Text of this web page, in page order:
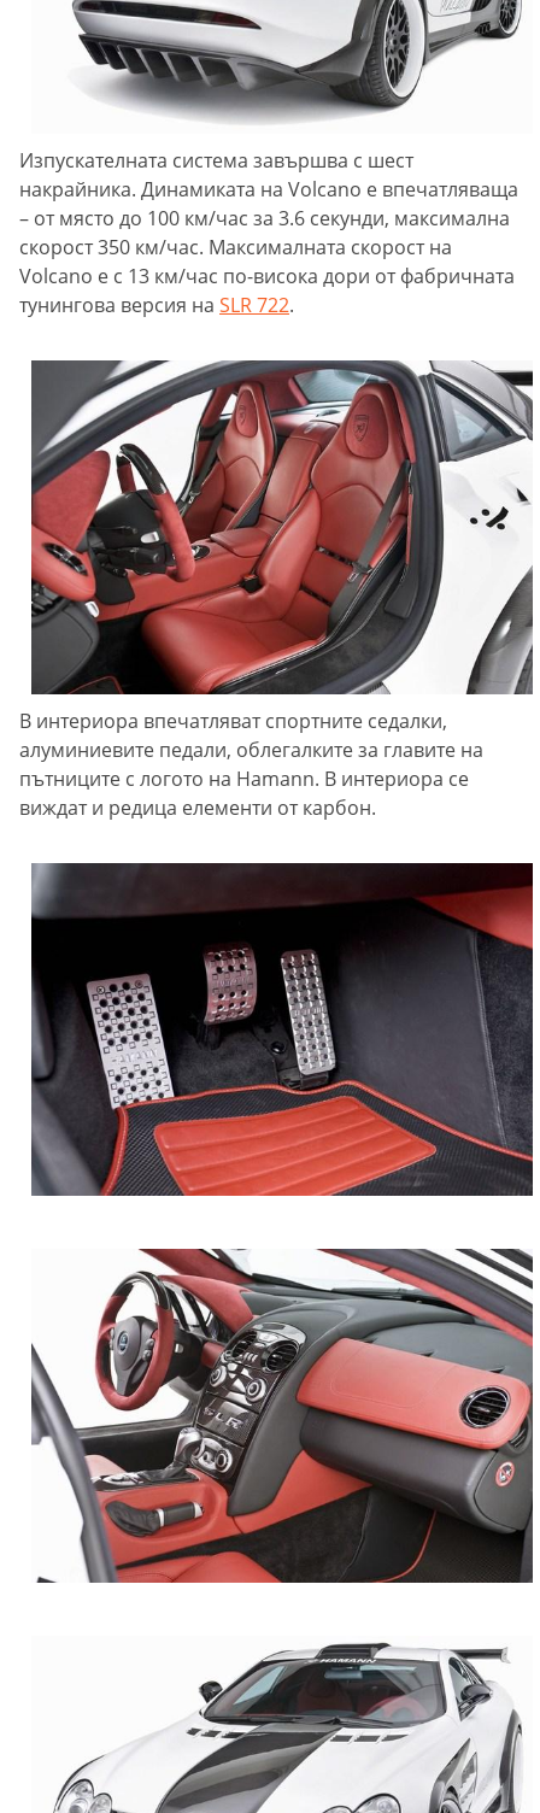
Изпускателната система завършва с шест
накрайника. Динамиката на Volcano е впечатляваща
– от място до 100 км/час за 3.6 секунди, максимална
скорост 350 км/час. Максималната скорост на
Volcano е с 13 км/час по-висока дори от фабричната
тунингова версия на SLR 722.
В интериора впечатляват спортните седалки,
алуминиевите педали, облегалките за главите на
пътниците с логото на Hamann. В интериора се
виждат и редица елементи от карбон.